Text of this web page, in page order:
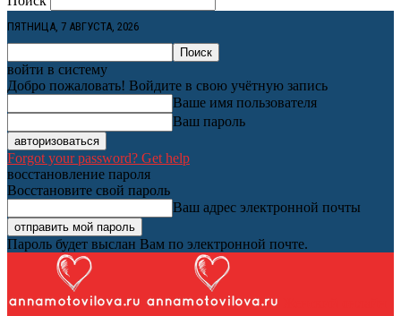
ПЯТНИЦА, 7 АВГУСТА, 2026
войти в систему
Добро пожаловать! Войдите в свою учётную запись
Ваше имя пользователя
Ваш пароль
Forgot your password? Get help
восстановление пароля
Восстановите свой пароль
Ваш адрес электронной почты
Пароль будет выслан Вам по электронной почте.